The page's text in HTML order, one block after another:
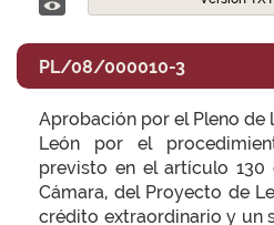
PL/08/000010-3
Aprobación por el Pleno de
León por el
previsto en el artículo 130
Cámara, del Proyecto de
crédito extraordinario y un